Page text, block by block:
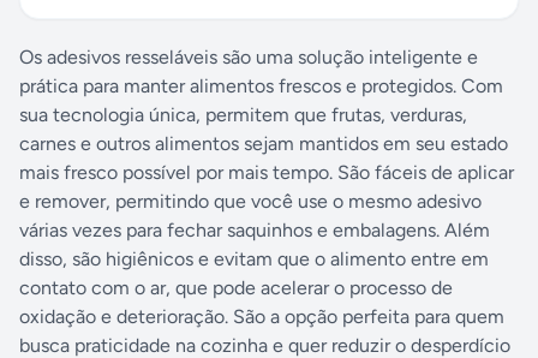
Os adesivos resseláveis são uma solução inteligente e
prática para manter alimentos frescos e protegidos. Com
sua tecnologia única, permitem que frutas, verduras,
carnes e outros alimentos sejam mantidos em seu estado
mais fresco possível por mais tempo. São fáceis de aplicar
e remover, permitindo que você use o mesmo adesivo
várias vezes para fechar saquinhos e embalagens. Além
disso, são higiênicos e evitam que o alimento entre em
contato com o ar, que pode acelerar o processo de
oxidação e deterioração. São a opção perfeita para quem
busca praticidade na cozinha e quer reduzir o desperdício